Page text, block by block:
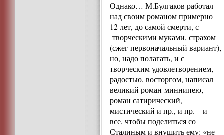
Однако… М.Булгаков работал
над своим романом примерно
12 лет, до самой смерти, с
творческими муками, страхом
(сжег первоначальный вариант),
но, надо полагать, и с
творческим удовлетворением,
радостью, восторгом, написал
великий роман-миннипею,
роман сатирический,
мистический и пр., и пр. – и
все, чтобы поделиться со
Сталиным и внушить ему: «не